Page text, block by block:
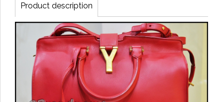
Product description